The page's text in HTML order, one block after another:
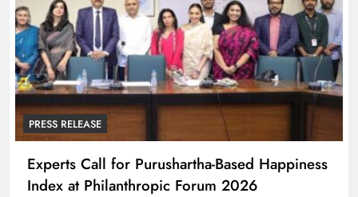
PRESS RELEASE
Experts Call for Purushartha-Based Happiness
Index at Philanthropic Forum 2026